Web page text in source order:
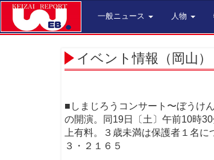
一般ニュース 人物
イベント情報（岡山）
■しまじろうコンサート〜ぼうけ
の開演。同19日〔土〕午前10時
上有料。３歳未満は保護者１名
３・２１６５